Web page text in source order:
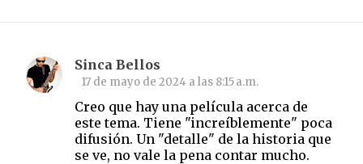
C
o
Sinca Bellos
17 de mayo de 2024 a las 8:15 a.m.
Creo que hay una película acerca de
este tema. Tiene "increíblemente" poca
difusión. Un "detalle" de la historia que
se ve, no vale la pena contar mucho.